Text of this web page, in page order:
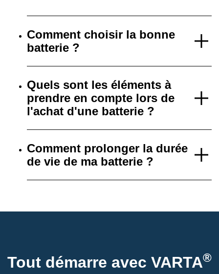
Comment choisir la bonne
batterie ?
Quels sont les éléments à
prendre en compte lors de
l'achat d'une batterie ?
Comment prolonger la durée
de vie de ma batterie ?
Tout démarre avec VARTA®